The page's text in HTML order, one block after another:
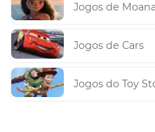
Jogos de Moana
Jogos de Cars
Jogos do Toy